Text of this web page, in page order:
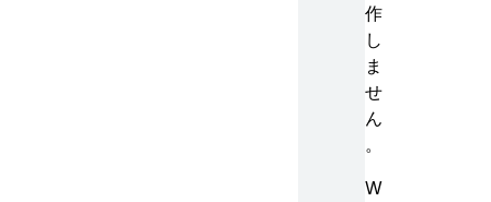
作
し
ま
せ
ん
。
W